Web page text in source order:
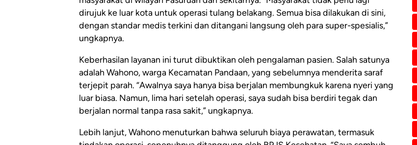
dirujuk ke luar kota untuk operasi tulang belakang. Semua bisa dilakukan di sini,
dengan standar medis terkini dan ditangani langsung oleh para super-spesialis,”
ungkapnya.
Keberhasilan layanan ini turut dibuktikan oleh pengalaman pasien. Salah satunya
adalah Wahono, warga Kecamatan Pandaan, yang sebelumnya menderita saraf
terjepit parah. “Awalnya saya hanya bisa berjalan membungkuk karena nyeri yang
luar biasa. Namun, lima hari setelah operasi, saya sudah bisa berdiri tegak dan
berjalan normal tanpa rasa sakit,” ungkapnya.
Lebih lanjut, Wahono menuturkan bahwa seluruh biaya perawatan, termasuk